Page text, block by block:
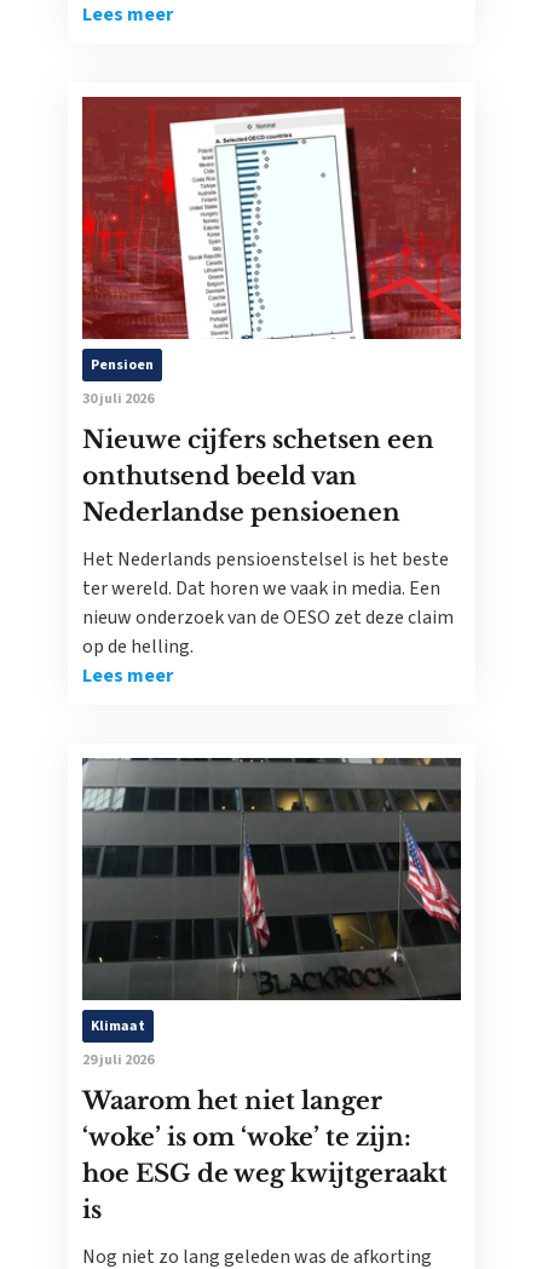
Lees meer
Pensioen
30 juli 2026
Nieuwe cijfers schetsen een
onthutsend beeld van
Nederlandse pensioenen
Het Nederlands pensioenstelsel is het beste
ter wereld. Dat horen we vaak in media. Een
nieuw onderzoek van de OESO zet deze claim
op de helling.
Lees meer
Klimaat
29 juli 2026
Waarom het niet langer
‘woke’ is om ‘woke’ te zijn:
hoe ESG de weg kwijtgeraakt
is
Nog niet zo lang geleden was de afkorting